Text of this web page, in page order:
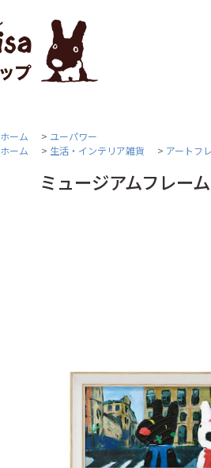
ホーム > ユーパワー
ホーム
> 生活・インテリア雑貨 > アートフ
ミュージアムフレ